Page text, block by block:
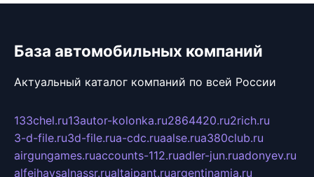
База автомобильных компаний
Актуальный каталог компаний по всей России
133chel.ru13autor-kolonka.ru2864420.ru2rich.ru
3-d-file.ru3d-file.rua-cdc.ruaalse.rua380club.ru
airgungames.ruaccounts-112.ruadler-jun.ruadonyev.ru
alfeihavsalnassr.rualtaipant.ruargentinamia.ru